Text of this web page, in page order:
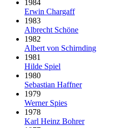
1984
Erwin Chargaff
1983
Albrecht Schöne
1982
Albert von Schirnding
1981
Hilde Spiel
1980
Sebastian Haffner
1979
Werner Spies
1978
Karl Heinz Bohrer